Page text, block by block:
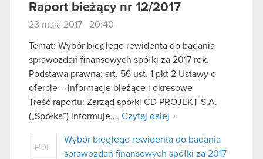
Raport bieżący nr 12/2017
23 maja 2017 20:40
Temat: Wybór biegłego rewidenta do badania
sprawozdań finansowych spółki za 2017 rok.
Podstawa prawna: art. 56 ust. 1 pkt 2 Ustawy o
ofercie – informacje bieżące i okresowe
Treść raportu: Zarząd spółki CD PROJEKT S.A.
(„Spółka”) informuje,… Czytaj dalej
PDF
Wybór biegłego rewidenta do badania
sprawozdań finansowych spółki za 2017